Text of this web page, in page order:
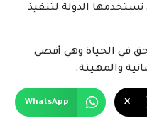
الدولة لتنفيذ
في الحياة وهي أقصى
والمهينة.
X
WhatsApp